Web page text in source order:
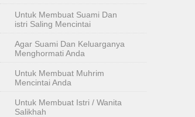
Untuk Membuat Suami Dan
istri Saling Mencintai
Agar Suami Dan Keluarganya
Menghormati Anda
Untuk Membuat Muhrim
Mencintai Anda
Untuk Membuat Istri / Wanita
Salikhah